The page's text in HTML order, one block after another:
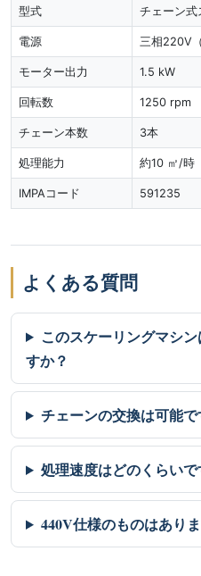
型式 チェーン式
電源 三相220V
モーター出力 1.5 kW
回転数 1250 rpm
チェーン本数 3本
処理能力 約10 ㎡/時
IMPAコード 591235
よくある質問
このスケーリングマシ
すか？
チェーンの交換は可能で
処理速度はどのくらいで
440V仕様のものはあり